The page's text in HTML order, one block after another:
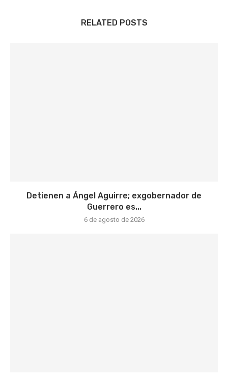
RELATED POSTS
Detienen a Ángel Aguirre; exgobernador de
Guerrero es...
6 de agosto de 2026